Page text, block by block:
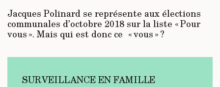
Jacques Polinard se représente aux élections
communales d’octobre 2018 sur la liste « Pour
vous ». Mais qui est donc ce « vous » ?
SURVEILLANCE EN FAMILLE